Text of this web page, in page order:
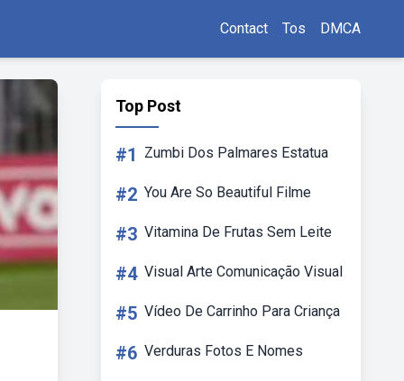
Contact Tos DMCA
Top Post
#1 Zumbi Dos Palmares Estatua
#2 You Are So Beautiful Filme
#3 Vitamina De Frutas Sem Leite
#4 Visual Arte Comunicação Visual
#5 Vídeo De Carrinho Para Criança
#6 Verduras Fotos E Nomes